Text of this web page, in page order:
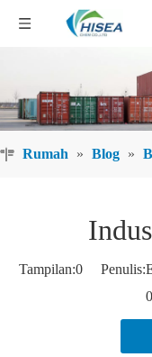
Rumah » Blog »
Tampilan:0